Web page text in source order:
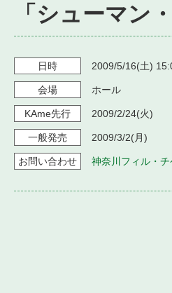
「シューマン
日時 2009/5/16(土)
会場 ホール
KAme先行 2009/2/24(火)
一般発売 2009/3/2(月)
お問い合わせ 神奈川フィル・